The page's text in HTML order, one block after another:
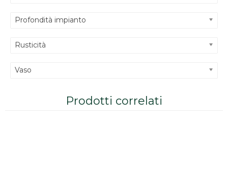
Profondità impianto
Rusticità
Vaso
Prodotti correlati